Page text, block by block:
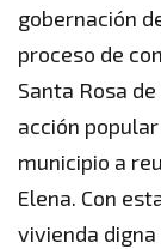
gobernación
proceso de
Santa Rosa
acción
municipio a
Elena. Con
vivienda